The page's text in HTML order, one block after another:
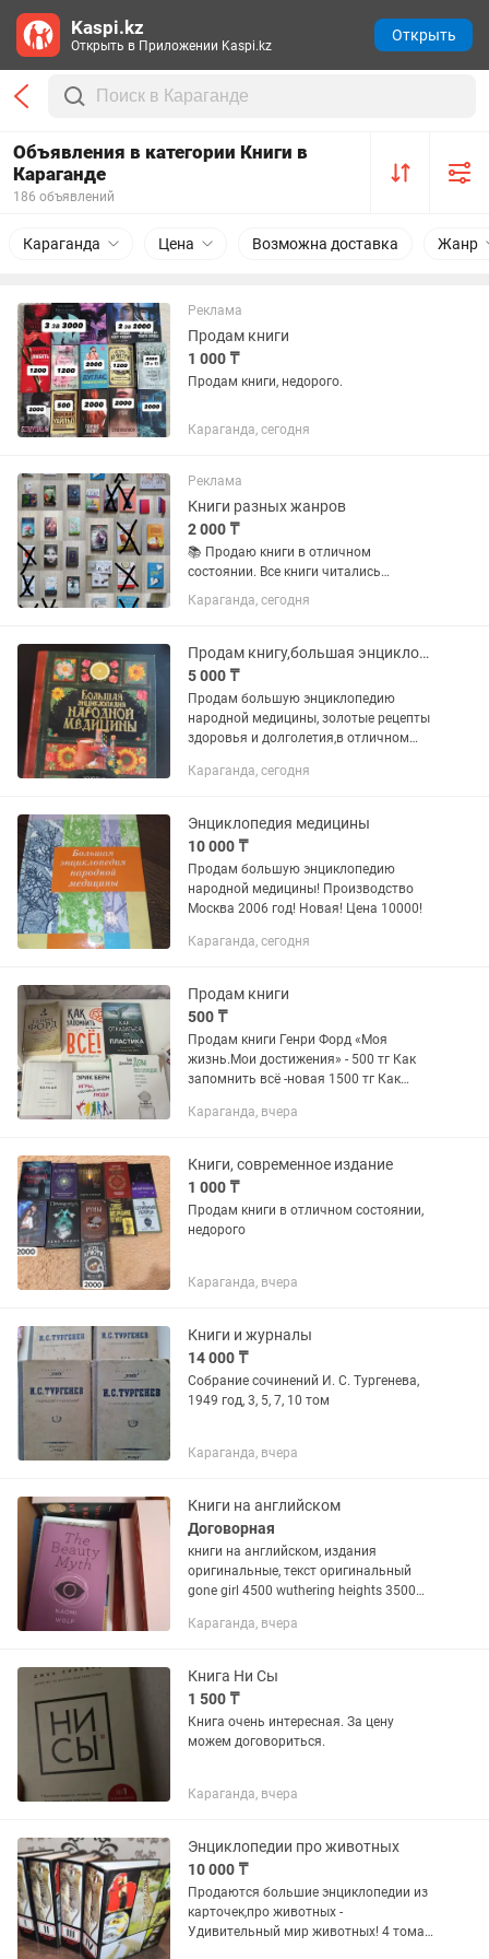
Объявления в категории Книги в
Караганде
186 объявлений
Караганда Цена Возможна доставка Жанр
Реклама
Продам книги
1 000 ₸
Продам книги, недорого.
Караганда, сегодня
Реклама
Книги разных жанров
2 000 ₸
📚 Продаю книги в отличном
состоянии. Все книги читались
аккуратно, страницы чистые, без
пометок и повреждений. Некоторые
титульном листе, аккуратно скрытую
закладкой....
Караганда, сегодня
Продам книгу,большая энциклопедия народной медицины
5 000 ₸
Продам большую энциклопедию
народной медицины, золотые рецепты
здоровья и долголетия,в отличном
Караганда, сегодня
Энциклопедия медицины
10 000 ₸
Продам большую энциклопедию
народной медицины! Производство
Москва 2006 год! Новая! Цена 10000!
Караганда, сегодня
Продам книги
500 ₸
Продам книги Генри Форд «Моя
жизнь.Мои достижения» - 500 тг Как
запомнить всё -новая 1500 тг Как
2000 тг Меньше значит больше - почти
Караганда, вчера
Книги, современное издание
1 000 ₸
Продам книги в отличном состоянии,
недорого
Караганда, вчера
Книги и журналы
14 000 ₸
Собрание сочинений И. С. Тургенева,
1949 год, 3, 5, 7, 10 том
Караганда, вчера
Книги на английском
Договорная
книги на английском, издания
оригинальные, текст оригинальный
gone girl 4500 wuthering heights 3500
wind 12000 the picture of dorian gray
Караганда, вчера
Книга Ни Сы
1 500 ₸
Книга очень интересная. За цену
можем договориться.
Караганда, вчера
Энциклопедии про животных
10 000 ₸
Продаются большие энциклопедии из
карточек,про животных -
Удивительный мир животных! 4 тома
Kaspi.kz
Открыть в Приложении Kaspi.kz
Открыть